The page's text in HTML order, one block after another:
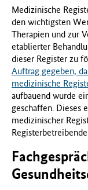
Medizinische
den wichtigsten
Therapien und zur
etablierter
dieser Register zu
Auftrag gegeben,
medizinische
aufbauend wurde
geschaffen. Dieses
medizinischer